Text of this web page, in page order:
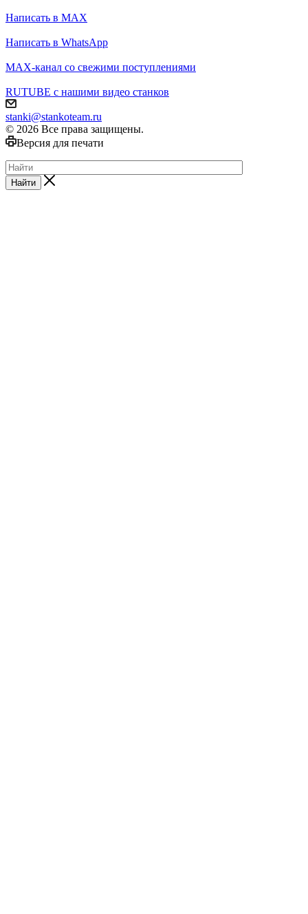
Написать в MAX
Написать в WhatsApp
MAX-канал со свежими поступлениями
RUTUBE с нашими видео станков
stanki@stankoteam.ru
© 2026 Все права защищены.
Версия для печати
Найти